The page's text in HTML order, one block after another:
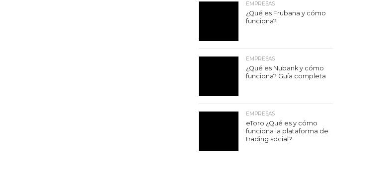
EMPRESAS
¿Qué es Frubana y cómo
funciona?
EMPRESAS
¿Qué es Nubank y cómo
funciona? Guía completa
EMPRESAS
eToro ¿Qué es y cómo
funciona la plataforma de
trading social?